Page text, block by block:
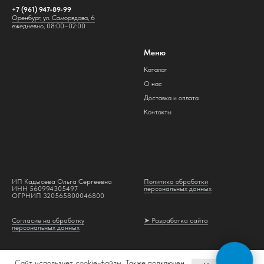
+7 (961) 947-89-99
Оренбург, ул. Саморядова, 6
ежедневно, 08:00–02:00
Меню
Каталог
О нас
Доставка и оплата
Контакты
ИП Кадысева Ольга Сергеевна
ИНН 560994305497
ОГРНИП 320565800046800
Политика обработки
персональных данных
Согласие на обработку
персональных данных
➤ Разработка сайта